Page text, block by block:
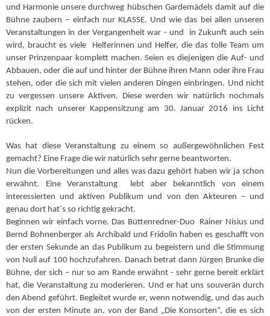
und Harmonie unsere durchweg hübschen Gardemädels damit auf die
Bühne zaubern – einfach nur KLASSE. Und wie das bei allen unseren
Veranstaltungen in der Vergangenheit war - und in Zukunft auch sein
wird, braucht es viele Helferinnen und Helfer, die das tolle Team um
unser Prinzenpaar komplett machen. Seien es diejenigen die Auf- und
Abbauen, oder die auf und hinter der Bühne ihren Mann oder ihre Frau
stehen, oder die sich mit vielen anderen Dingen einbringen. Und nicht
zu vergessen unsere Aktiven. Diese werden wir natürlich nochmals
explizit nach unserer Kappensitzung am 30. Januar 2016 ins Licht
rücken.
Was hat diese Veranstaltung zu einem so außergewöhnlichen Fest
gemacht? Eine Frage die wir natürlich sehr gerne beantworten.
Nun die Vorbereitungen und alles was dazu gehört haben wir ja schon
erwähnt. Eine Veranstaltung lebt aber bekanntlich von einem
interessierten und aktiven Publikum und von den Akteuren – und
genau dort hat´s so richtig gekracht.
Beginnen wir einfach vorne. Das Büttenredner-Duo Rainer Nisius und
Bernd Bohnenberger als Archibald und Fridolin haben es geschafft von
der ersten Sekunde an das Publikum zu begeistern und die Stimmung
von Null auf 100 hochzufahren. Danach betrat dann Jürgen Brunke die
Bühne, der sich – nur so am Rande erwähnt - sehr gerne bereit erklärt
hat, die Veranstaltung zu moderieren. Und er hat uns souverän durch
den Abend geführt. Begleitet wurde er, wenn notwendig, und das auch
von der ersten Minute an, von der Band „Die Konsorten“, die es sich